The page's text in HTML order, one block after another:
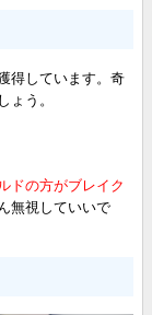
得しています。奇
う。
ドの方がブレイク
無視していいで